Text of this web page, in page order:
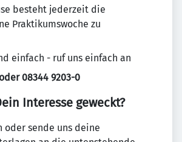
besteht jederzeit die
Praktikumswoche zu
einfach - ruf uns einfach an
08344 9203-0
Interesse geweckt?
oder sende uns deine